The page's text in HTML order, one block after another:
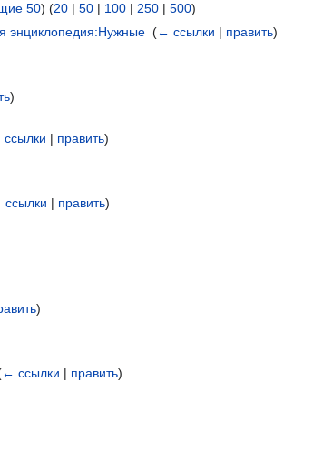
50) (20 | 50 | 100 | 250 | 500)
энциклопедия:Нужные ‎(← ссылки | править)
)
| править)
ссылки | править)
)
← ссылки | править)